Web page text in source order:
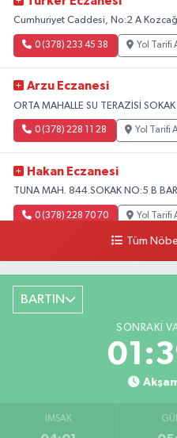
Cumhuriyet Caddesi, No:2 A
0 (378) 233 45 38 Yol Tarifi
Arzu Eczanesi
ORTA MAHALLE SU TERAZİSİ
0 (378) 228 11 28 Yol Tarifi
Hakan Eczanesi
TUNA MAH. 844.SOKAK NO:5 B
0 (378) 228 70 70 Yol Tarifi
Tüm
BARTIN
SONRAKI
İMSAK